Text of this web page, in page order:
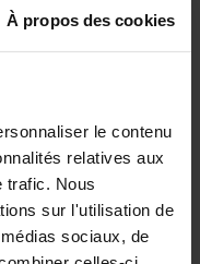
À propos des cookies
le contenu
relatives aux
trafic. Nous
sur l'utilisation de
sociaux, de
749-6434 (Ext. 520)
742-2346
50 52 68 00